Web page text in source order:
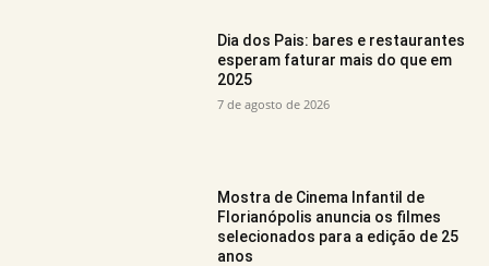
Dia dos Pais: bares e restaurantes
esperam faturar mais do que em
2025
7 de agosto de 2026
Mostra de Cinema Infantil de
Florianópolis anuncia os filmes
selecionados para a edição de 25
anos